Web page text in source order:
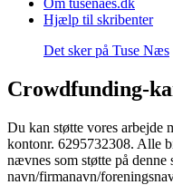
Hjælp til skribenter
Det sker på Tuse Næs
Crowdfunding-
Du kan støtte vores arbejde
kontonr. 6295732308. Alle
nævnes som støtte på
navn/firmanavn/